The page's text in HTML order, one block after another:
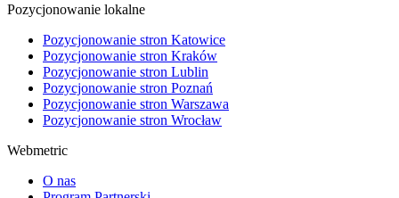
Pozycjonowanie lokalne
Pozycjonowanie stron Katowice
Pozycjonowanie stron Kraków
Pozycjonowanie stron Lublin
Pozycjonowanie stron Poznań
Pozycjonowanie stron Warszawa
Pozycjonowanie stron Wrocław
Webmetric
O nas